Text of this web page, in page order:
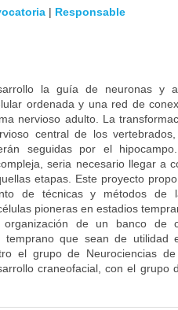
| Responsable
la guía de neuronas y
ordenada y una red de
nervioso adulto. La
central de los
seguidas por el
seria necesario llegar a
etapas. Este proyecto
de técnicas y métodos de
pioneras en estadios
organización de un banco de
temprano que sean de utilidad
el grupo de Neurociencias
craneofacial, con el grupo